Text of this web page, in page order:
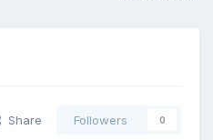
Share Followers 0